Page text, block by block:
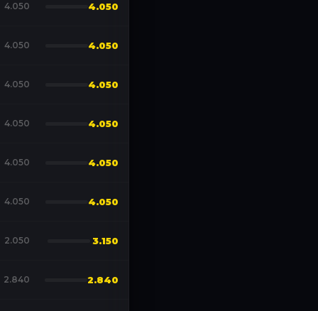
4.050 4.050
4.050 4.050
4.050 4.050
4.050 4.050
4.050 4.050
4.050 4.050
2.050 3.150
2.840 2.840